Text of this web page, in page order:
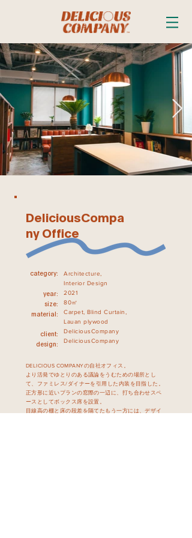
DeliciousCompa
ny Office
category:
year:
size:
material:
client:
design:
Architecture,
Interior Design
2021
80㎡
Carpet, Blind Curtain,
Lauan plywood
DeliciousCompany
DeliciousCompany
DELICIOUS COMPANYの自社オフィス。
より活発でゆとりのある議論をうむための場所とし
て、ファミレス/ダイナーを引用した内装を目指した。
正方形に近いプランの窓際の一辺に、打ち合わせスペ
ースとしてボックス席を設置。
目線高の棚と床の段差を隔てたもう一方には、デザイ